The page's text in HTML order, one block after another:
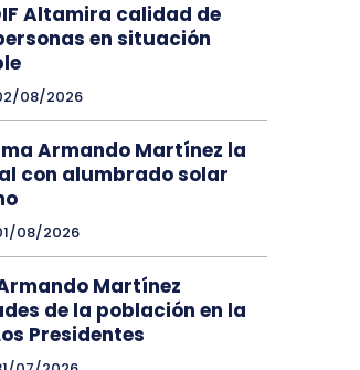
Altamira calidad de
en situación
08/2026
Armando Martínez la
con alumbrado solar
08/2026
Martínez
de la población en la
Presidentes